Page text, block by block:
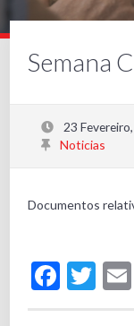
Semana
23
Noticias
Documentos